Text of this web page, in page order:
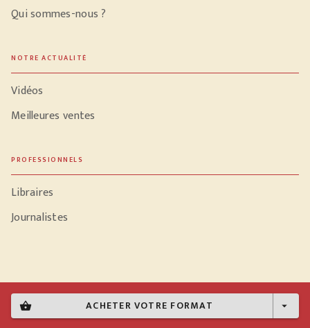
shopping_basket ACHETER VOTRE FORMAT arrow_drop_down
Qui sommes-nous ?
NOTRE ACTUALITÉ
Vidéos
Meilleures ventes
PROFESSIONNELS
Libraires
Journalistes
Données personnelles
Paramétrer vos cookies